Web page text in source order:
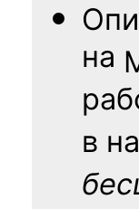
на
в